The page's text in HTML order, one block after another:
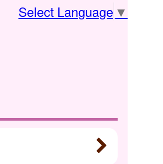
Select Language ▼